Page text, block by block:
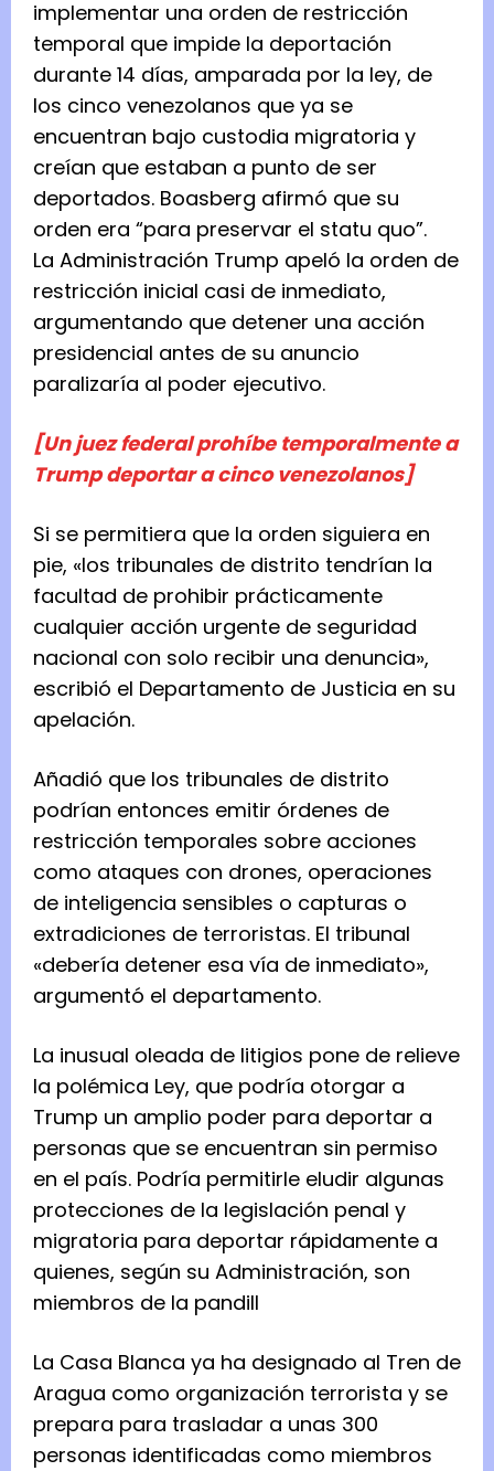
implementar una orden de restricción
temporal que impide la deportación
durante 14 días, amparada por la ley, de
los cinco venezolanos que ya se
encuentran bajo custodia migratoria y
creían que estaban a punto de ser
deportados. Boasberg afirmó que su
orden era “para preservar el statu quo”.
La Administración Trump apeló la orden de
restricción inicial casi de inmediato,
argumentando que detener una acción
presidencial antes de su anuncio
paralizaría al poder ejecutivo.
[Un juez federal prohíbe temporalmente a
Trump deportar a cinco venezolanos]
Si se permitiera que la orden siguiera en
pie, «los tribunales de distrito tendrían la
facultad de prohibir prácticamente
cualquier acción urgente de seguridad
nacional con solo recibir una denuncia»,
escribió el Departamento de Justicia en su
apelación.
Añadió que los tribunales de distrito
podrían entonces emitir órdenes de
restricción temporales sobre acciones
como ataques con drones, operaciones
de inteligencia sensibles o capturas o
extradiciones de terroristas. El tribunal
«debería detener esa vía de inmediato»,
argumentó el departamento.
La inusual oleada de litigios pone de relieve
la polémica Ley, que podría otorgar a
Trump un amplio poder para deportar a
personas que se encuentran sin permiso
en el país. Podría permitirle eludir algunas
protecciones de la legislación penal y
migratoria para deportar rápidamente a
quienes, según su Administración, son
miembros de la pandill
La Casa Blanca ya ha designado al Tren de
Aragua como organización terrorista y se
prepara para trasladar a unas 300
personas identificadas como miembros